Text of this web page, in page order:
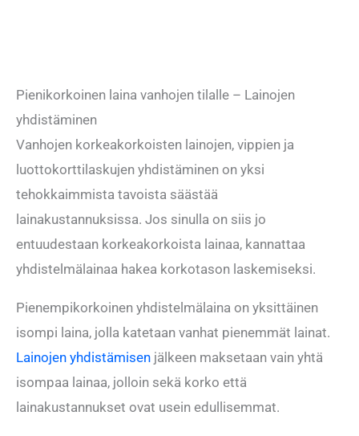
Pienikorkoinen laina vanhojen tilalle – Lainojen
yhdistäminen
Vanhojen korkeakorkoisten lainojen, vippien ja
luottokorttilaskujen yhdistäminen on yksi
tehokkaimmista tavoista säästää
lainakustannuksissa. Jos sinulla on siis jo
entuudestaan korkeakorkoista lainaa, kannattaa
yhdistelmälainaa hakea korkotason laskemiseksi.
Pienempikorkoinen yhdistelmälaina on yksittäinen
isompi laina, jolla katetaan vanhat pienemmät lainat.
Lainojen yhdistämisen jälkeen maksetaan vain yhtä
isompaa lainaa, jolloin sekä korko että
lainakustannukset ovat usein edullisemmat.